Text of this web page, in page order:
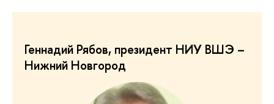
Геннадий Рябов, президент НИУ ВШЭ –
Нижний Новгород